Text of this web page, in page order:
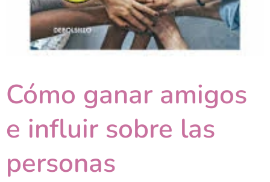
Cómo ganar amigos
e influir sobre las
personas